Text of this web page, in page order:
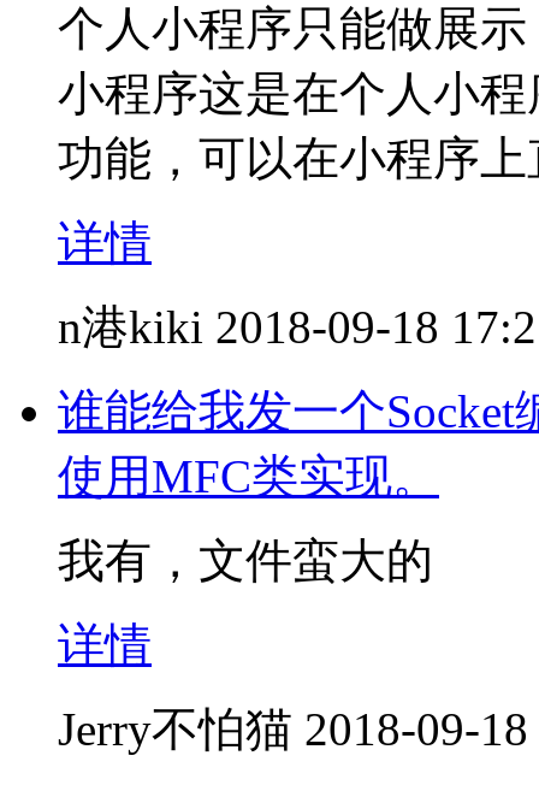
个人小程序只能做展
小程序这是在个人小
功能，可以在小程序
详情
n港kiki 2018-09-18
谁能给我发一个
使用MFC类实现。
我有，文件蛮大的
详情
Jerry不怕猫 2018-09-